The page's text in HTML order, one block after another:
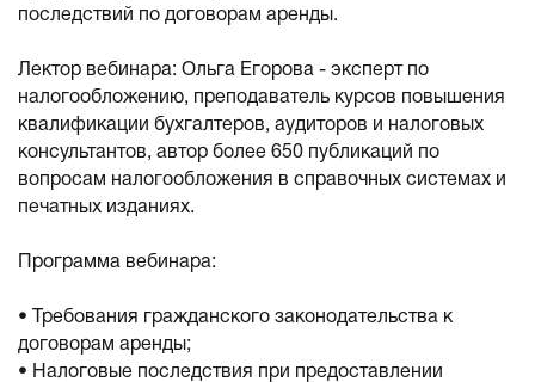
последствий по договорам аренды.
Лектор вебинара: Ольга Егорова - эксперт по
налогообложению, преподаватель курсов повышения
квалификации бухгалтеров, аудиторов и налоговых
консультантов, автор более 650 публикаций по
вопросам налогообложения в справочных системах и
печатных изданиях.
Программа вебинара:
• Требования гражданского законодательства к
договорам аренды;
• Налоговые последствия при предоставлении